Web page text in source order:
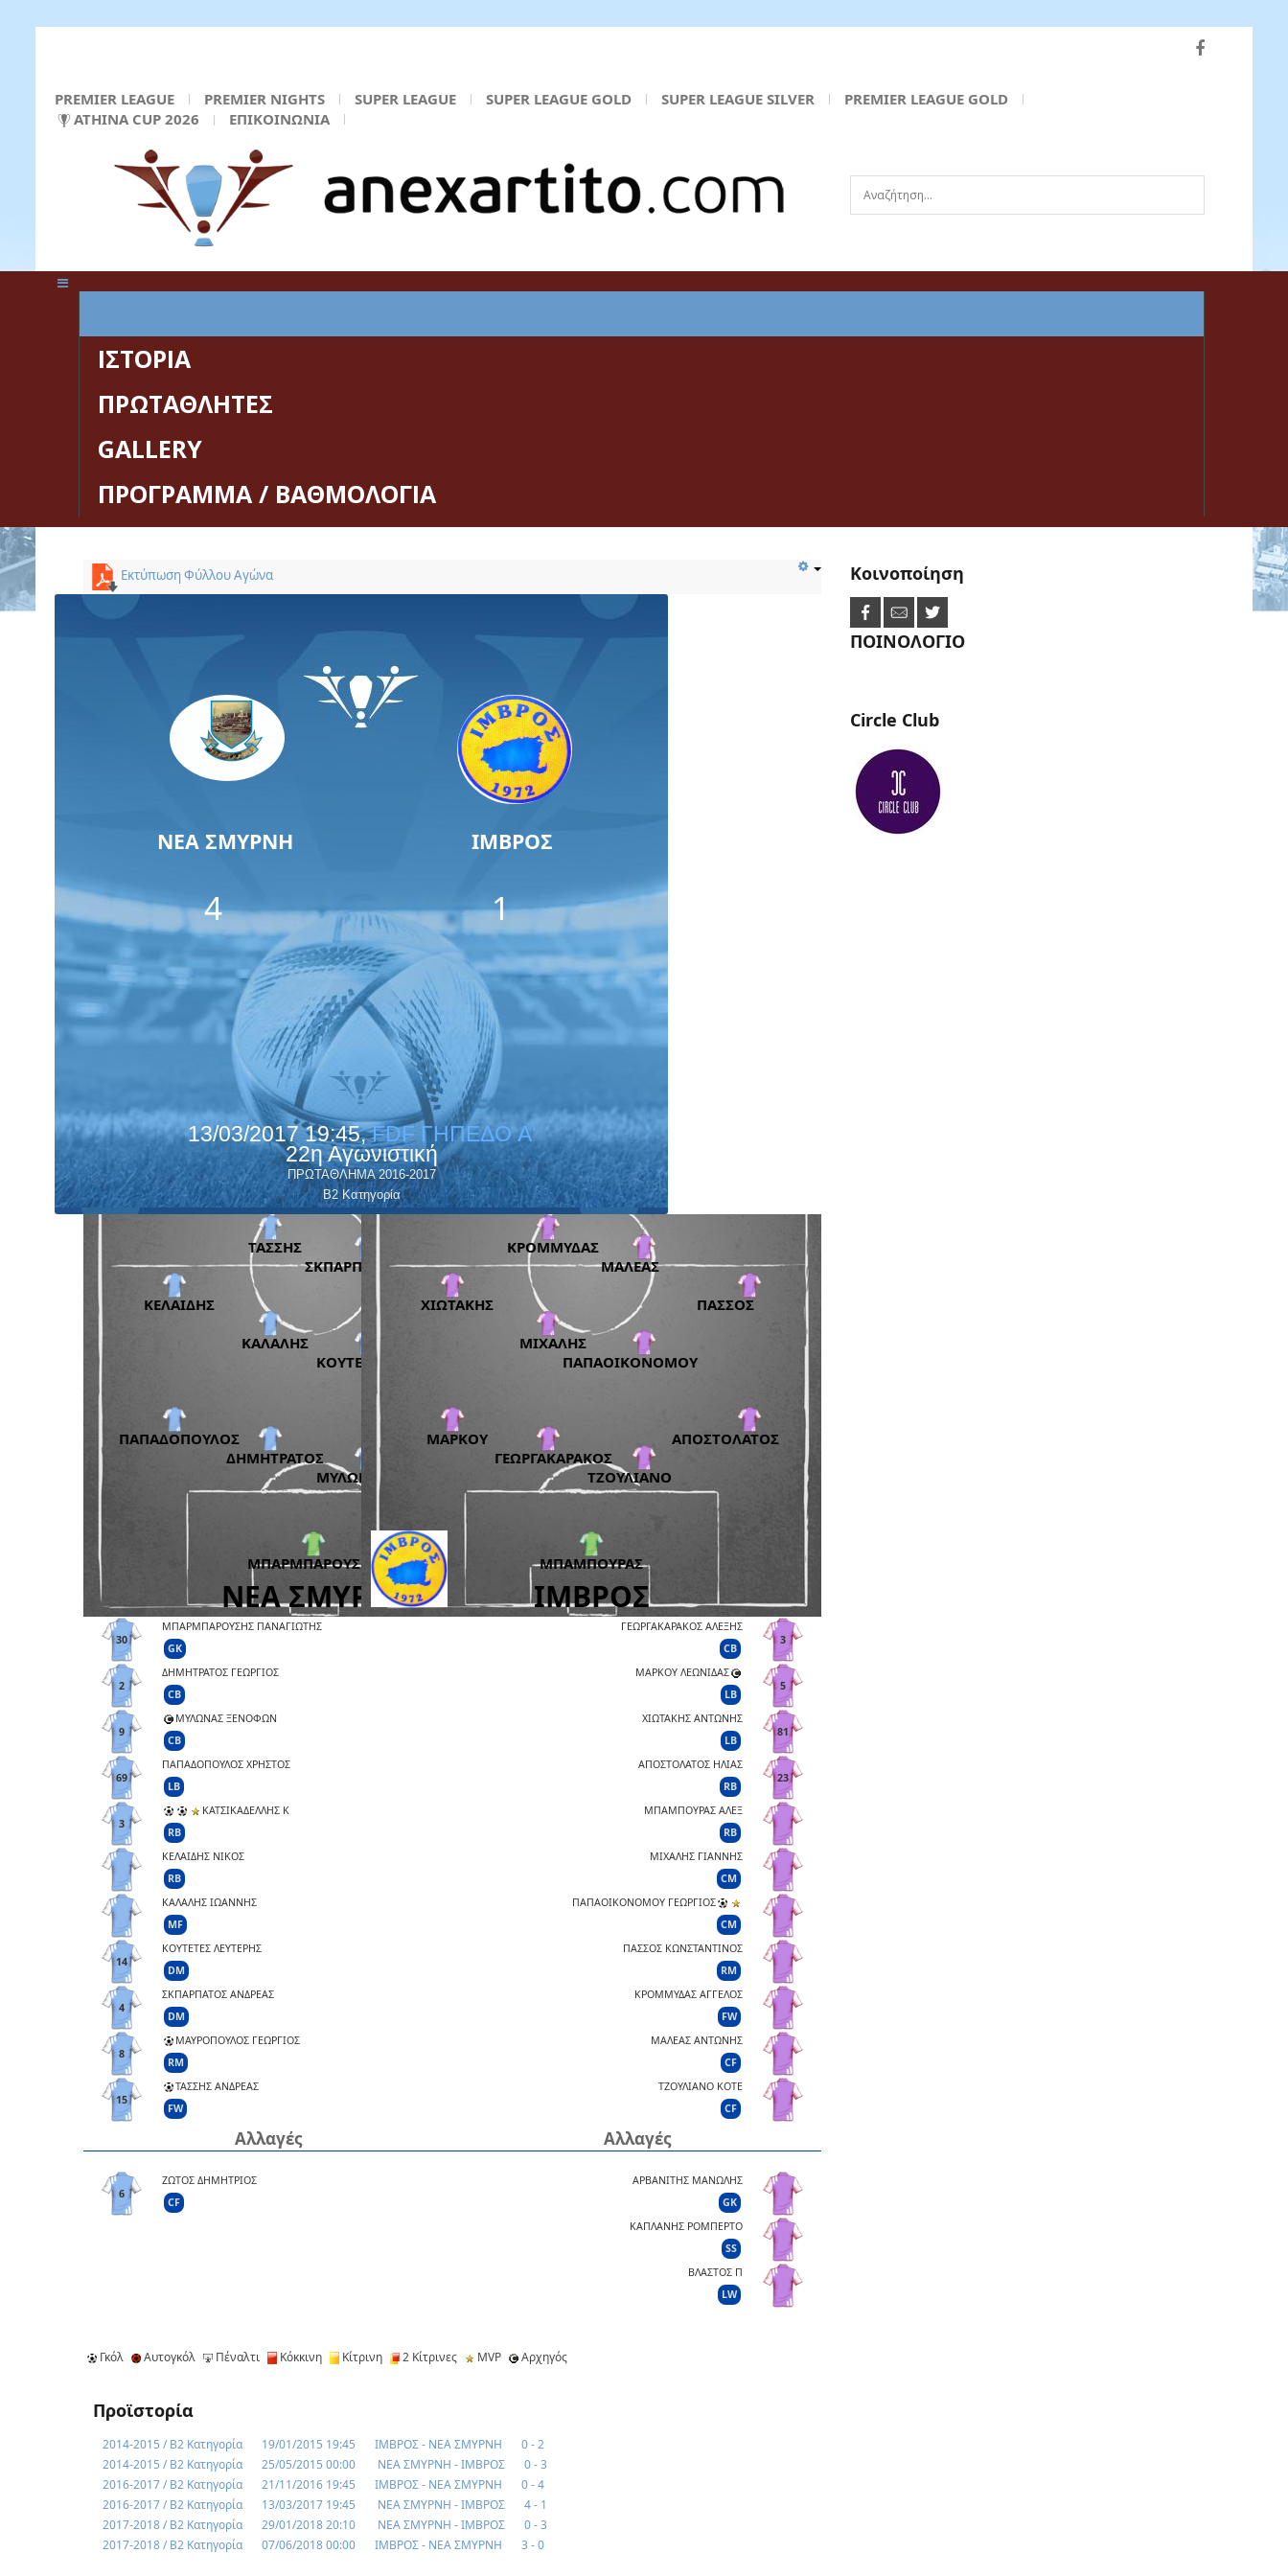
PREMIER LEAGUE PREMIER NIGHTS SUPER LEAGUE SUPER LEAGUE GOLD SUPER LEAGUE SILVER
PREMIER LEAGUE GOLD
ATHINA CUP 2026
ΕΠΙΚΟΙΝΩΝΙΑ
Αναζήτηση...
ΙΣΤΟΡΙΑ
ΠΡΩΤΑΘΛΗΤΕΣ
GALLERY
ΠΡΟΓΡΑΜΜΑ / ΒΑΘΜΟΛΟΓΙΑ
Εκτύπωση Φύλλου Αγώνα
ΝΕΑ ΣΜΥΡΝΗ
4
ΙΜΒΡΟΣ
1
13/03/2017 19:45,FDF ΓΗΠΕΔΟ A'
22η Αγωνιστική
ΠΡΩΤΑΘΛΗΜΑ 2016-2017
Β2 Κατηγορία
30
ΜΠΑΡΜΠΑΡΟΥΣΗΣ ΠΑΝΑΓΙΩΤΗΣ
GK
2
ΔΗΜΗΤΡΑΤΟΣ ΓΕΩΡΓΙΟΣ
CB
9
ΜΥΛΩΝΑΣ ΞΕΝΟΦΩΝ
CB
69
ΠΑΠΑΔΟΠΟΥΛΟΣ ΧΡΗΣΤΟΣ
LB
3
ΚΑΤΣΙΚΑΔΕΛΛΗΣ Κ
RB
ΚΕΛΑΙΔΗΣ ΝΙΚΟΣ
RB
ΚΑΛΑΛΗΣ ΙΩΑΝΝΗΣ
MF
14
ΚΟΥΤΕΤΕΣ ΛΕΥΤΕΡΗΣ
DM
4
ΣΚΠΑΡΠΑΤΟΣ ΑΝΔΡΕΑΣ
DM
8
ΜΑΥΡΟΠΟΥΛΟΣ ΓΕΩΡΓΙΟΣ
RM
15
ΤΑΣΣΗΣ ΑΝΔΡΕΑΣ
FW
Αλλαγές
6
ΖΩΤΟΣ ΔΗΜΗΤΡΙΟΣ
CF
3
ΓΕΩΡΓΑΚΑΡΑΚΟΣ ΑΛΕΞΗΣ
CB
5
ΜΑΡΚΟΥ ΛΕΩΝΙΔΑΣ
LB
81
ΧΙΩΤΑΚΗΣ ΑΝΤΩΝΗΣ
LB
23
ΑΠΟΣΤΟΛΑΤΟΣ ΗΛΙΑΣ
RB
ΜΠΑΜΠΟΥΡΑΣ ΑΛΕΞ
RB
ΜΙΧΑΛΗΣ ΓΙΑΝΝΗΣ
CM
ΠΑΠΑΟΙΚΟΝΟΜΟΥ ΓΕΩΡΓΙΟΣ
CM
ΠΑΣΣΟΣ ΚΩΝΣΤΑΝΤΙΝΟΣ
RM
ΚΡΟΜΜΥΔΑΣ ΑΓΓΕΛΟΣ
FW
ΜΑΛΕΑΣ ΑΝΤΩΝΗΣ
CF
ΤΖΟΥΛΙΑΝΟ ΚΟΤΕ
CF
Αλλαγές
ΑΡΒΑΝΙΤΗΣ ΜΑΝΩΛΗΣ
GK
ΚΑΠΛΑΝΗΣ ΡΟΜΠΕΡΤΟ
SS
ΒΛΑΣΤΟΣ Π
LW
Γκόλ Αυτογκόλ Πέναλτι Κόκκινη Κίτρινη 2 Κίτρινες MVP Αρχηγός
Προϊστορία
2014-2015 / Β2 Κατηγορία 19/01/2015 19:45 ΙΜΒΡΟΣ - ΝΕΑ ΣΜΥΡΝΗ
0 - 2
2014-2015 / Β2 Κατηγορία
25/05/2015 00:00 ΝΕΑ ΣΜΥΡΝΗ - ΙΜΒΡΟΣ
0 - 3
2016-2017 / Β2 Κατηγορία
21/11/2016 19:45 ΙΜΒΡΟΣ - ΝΕΑ ΣΜΥΡΝΗ
0 - 4
2016-2017 / Β2 Κατηγορία
13/03/2017 19:45 ΝΕΑ ΣΜΥΡΝΗ - ΙΜΒΡΟΣ
4 - 1
2017-2018 / Β2 Κατηγορία
29/01/2018 20:10 ΝΕΑ ΣΜΥΡΝΗ - ΙΜΒΡΟΣ
0 - 3
2017-2018 / Β2 Κατηγορία
07/06/2018 00:00 ΙΜΒΡΟΣ - ΝΕΑ ΣΜΥΡΝΗ 3 - 0
Κοινοποίηση
ΠΟΙΝΟΛΟΓΙΟ
Circle Club